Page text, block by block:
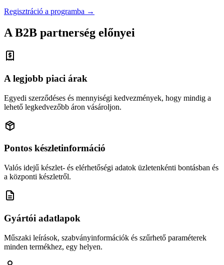
Regisztráció a programba →
A B2B partnerség előnyei
A legjobb piaci árak
Egyedi szerződéses és mennyiségi kedvezmények, hogy mindig a
lehető legkedvezőbb áron vásároljon.
Pontos készletinformáció
Valós idejű készlet- és elérhetőségi adatok üzletenkénti bontásban és
a központi készletről.
Gyártói adatlapok
Műszaki leírások, szabványinformációk és szűrhető paraméterek
minden termékhez, egy helyen.